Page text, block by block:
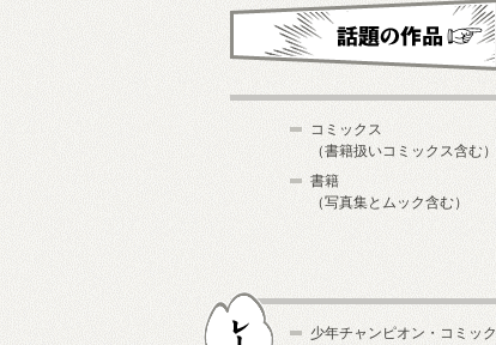
これから発売予定
コミックス
（書籍扱いコミックス含む）
書籍
（写真集とムック含む）
少年チャンピオン・コミック